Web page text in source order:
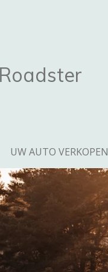
UW AUTO VERKOPEN